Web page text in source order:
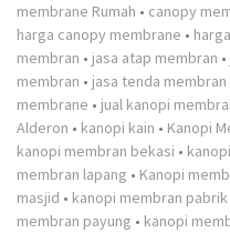
membrane Rumah • canopy
harga canopy membrane •
membran • jasa atap membran •
membran • jasa tenda membran
membrane • jual kanopi
Alderon • kanopi kain • Kanopi
kanopi membran bekasi •
membran lapang • Kanopi
masjid • kanopi membran pabrik
membran payung • kanopi